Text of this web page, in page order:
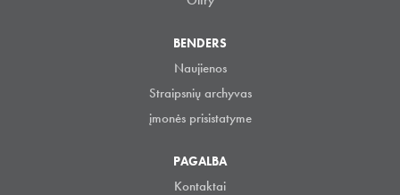
BENDERS
Naujienos
Straipsnių archyvas
įmonės prisistatyme
PAGALBA
Kontaktai